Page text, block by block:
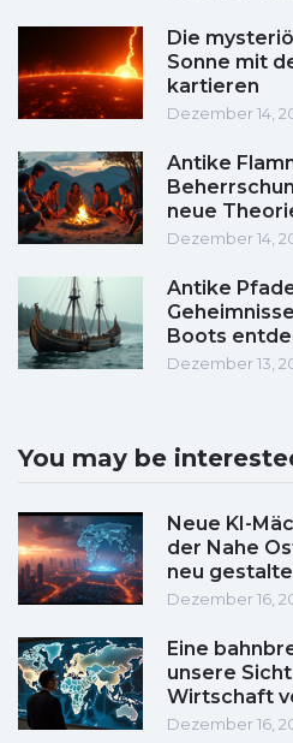
Die
Sonne mit
kartieren
Dezember 14,
Antike
neue
Dezember 14,
Antike
Boots
Dezember 13,
You may be
Neue KI-
der Nahe
neu
Dezember 16,
Eine
unsere
Wirtschaft
Dezember 16,